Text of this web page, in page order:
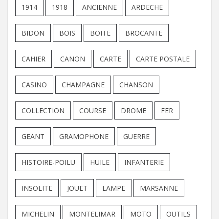
1914 1918 ANCIENNE ARDECHE
BIDON BOIS BOITE BROCANTE
CAHIER CANON CARTE CARTE POSTALE
CASINO CHAMPAGNE CHANSON
COLLECTION COURSE DROME FER
GEANT GRAMOPHONE GUERRE
HISTOIRE-POILU HUILE INFANTERIE
INSOLITE JOUET LAMPE MARSANNE
MICHELIN MONTELIMAR MOTO OUTILS